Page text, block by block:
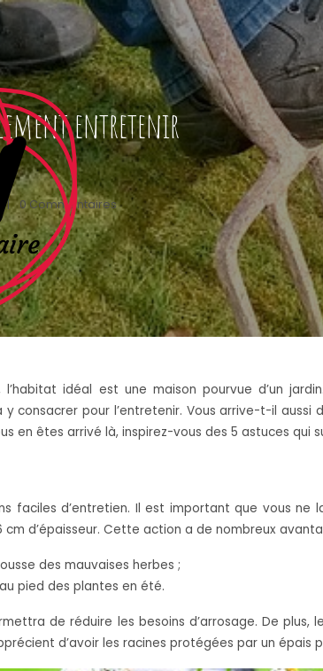
entretenir
| 0 Commentaires
l’habitat idéal est une maison pourvue d’un
y consacrer pour l’entretenir. Vous arrive-t-il
en êtes arrivé là, inspirez-vous des 5 astuces qui
faciles d’entretien. Il est important que vous
d’épaisseur. Cette action a de nombreux
des mauvaises herbes ;
pied des plantes en été.
de réduire les besoins d’arrosage. De
d’avoir les racines protégées par un épais